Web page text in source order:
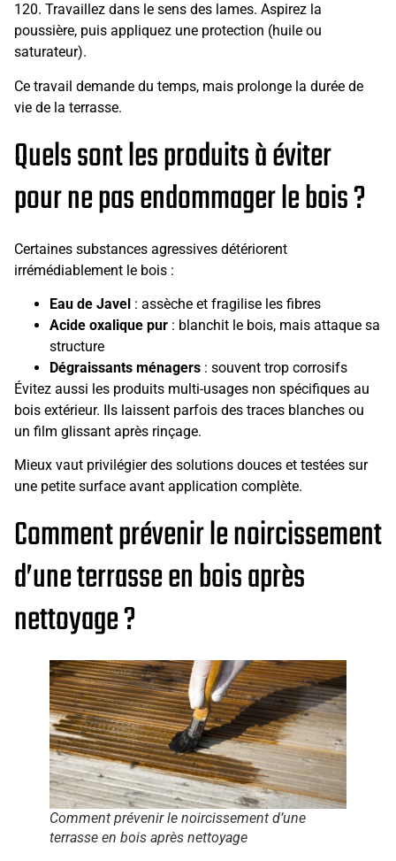
120. Travaillez dans le sens des lames. Aspirez la
poussière, puis appliquez une protection (huile ou
saturateur).
Ce travail demande du temps, mais prolonge la durée de
vie de la terrasse.
Quels sont les produits à éviter
pour ne pas endommager le bois ?
Certaines substances agressives détériorent
irrémédiablement le bois :
Eau de Javel : assèche et fragilise les fibres
Acide oxalique pur : blanchit le bois, mais attaque sa
structure
Dégraissants ménagers : souvent trop corrosifs
Évitez aussi les produits multi-usages non spécifiques au
bois extérieur. Ils laissent parfois des traces blanches ou
un film glissant après rinçage.
Mieux vaut privilégier des solutions douces et testées sur
une petite surface avant application complète.
Comment prévenir le noircissement
d’une terrasse en bois après
nettoyage ?
Comment prévenir le noircissement d’une
terrasse en bois après nettoyage